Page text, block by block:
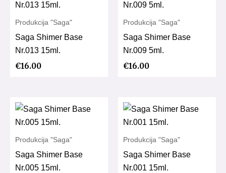
Produkcija "Saga"
Saga Shimer Base
Nr.013 15ml.
€16.00
Produkcija "Saga"
Saga Shimer Base
Nr.009 5ml.
€16.00
Produkcija "Saga"
Saga Shimer Base
Nr.005 15ml.
Produkcija "Saga"
Saga Shimer Base
Nr.001 15ml.